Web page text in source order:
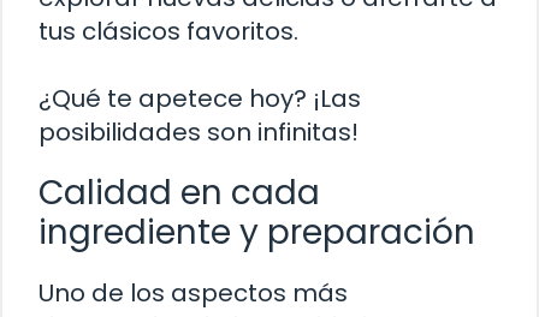
tus clásicos favoritos.
¿Qué te apetece hoy? ¡Las
posibilidades son infinitas!
Calidad en cada
ingrediente y preparación
Uno de los aspectos más